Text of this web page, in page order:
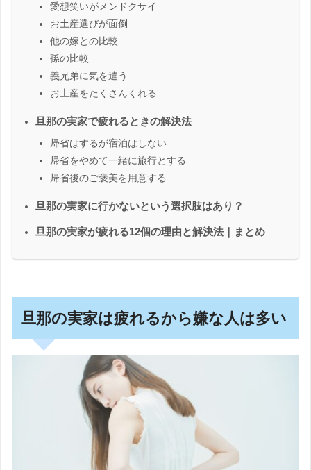
愛想笑いがメンドクサイ
お土産選びが面倒
他の嫁との比較
孫の比較
義兄弟に気を遣う
お土産をたくさんくれる
旦那の実家で疲れるときの解決法
帰省はするが宿泊はしない
帰省をやめて一緒に旅行とする
帰省後のご褒美を用意する
旦那の実家に行かないという選択肢はあり？
旦那の実家が疲れる12個の理由と解決法｜まとめ
旦那の実家は疲れるから嫌な人は多い